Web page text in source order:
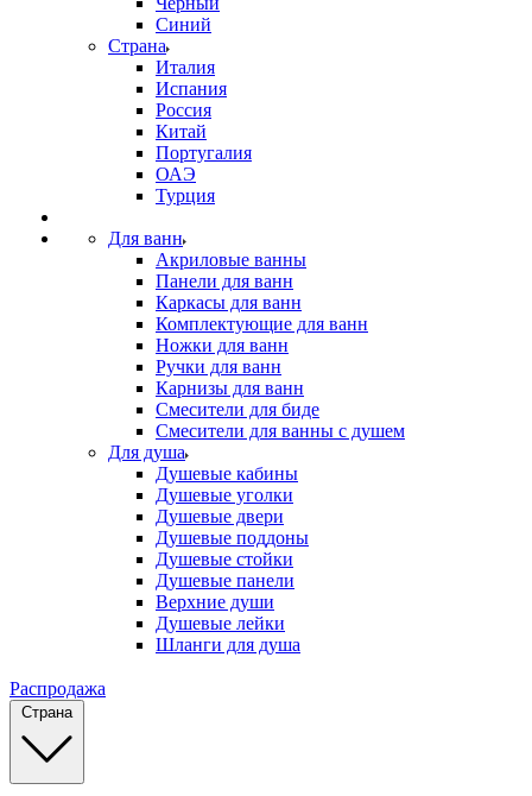
Синий
Страна
Италия
Испания
Россия
Китай
Португалия
ОАЭ
Турция
Для ванн
Акриловые ванны
Панели для ванн
Каркасы для ванн
Комплектующие для ванн
Ножки для ванн
Ручки для ванн
Карнизы для ванн
Смесители для биде
Смесители для ванны с душем
Для душа
Душевые кабины
Душевые уголки
Душевые двери
Душевые поддоны
Душевые стойки
Душевые панели
Верхние души
Душевые лейки
Шланги для душа
Распродажа
Страна